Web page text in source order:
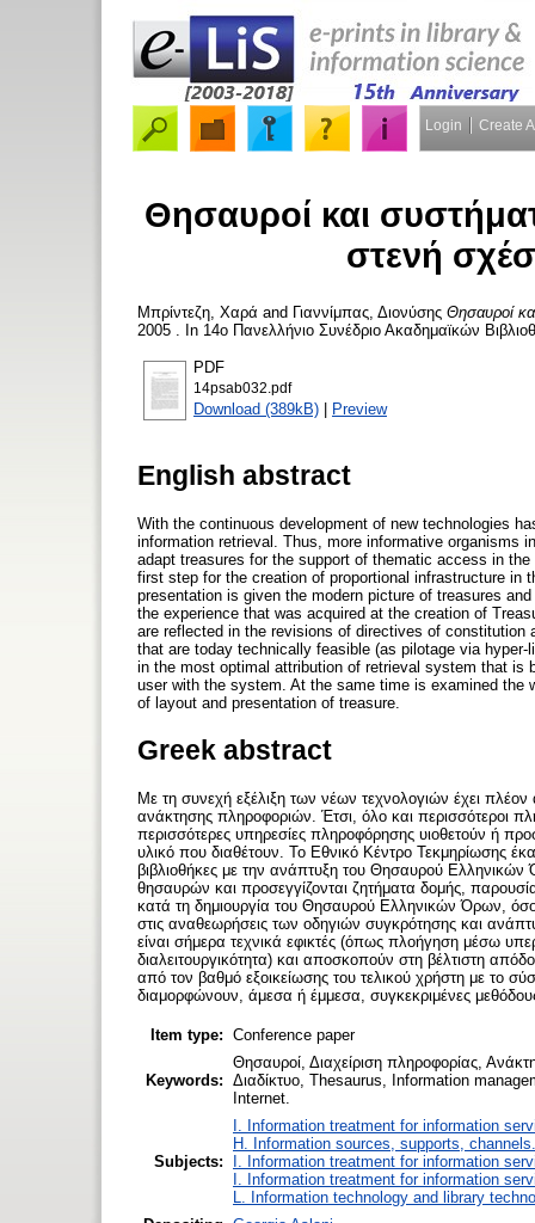
Login Create
Θησαυροί και
στενή
Μπρίντεζη, Χαρά and Γιαννίμπας, Διονύσης Θησαυροί
2005 . In 14ο Πανελλήνιο Συνέδριο Ακαδημαϊκών
PDF
14psab032.pdf
Download (389kB) | Preview
English abstract
With the continuous development of new technologies
information retrieval. Thus, more informative organisms
adapt treasures for the support of thematic access in
first step for the creation of proportional infrastructure in
presentation is given the modern picture of treasures
the experience that was acquired at the creation of
are reflected in the revisions of directives of constitution
that are today technically feasible (as pilotage via
in the most optimal attribution of retrieval system that is
user with the system. At the same time is examined the
of layout and presentation of treasure.
Greek abstract
Με τη συνεχή εξέλιξη των νέων τεχνολογιών έχει
ανάκτησης πληροφοριών. Έτσι, όλο και περισσότεροι
περισσότερες υπηρεσίες πληροφόρησης υιοθετούν ή
υλικό που διαθέτουν. Το Εθνικό Κέντρο Τεκμηρίωσης
βιβλιοθήκες με την ανάπτυξη του Θησαυρού
θησαυρών και προσεγγίζονται ζητήματα δομής,
κατά τη δημιουργία του Θησαυρού Ελληνικών Όρων,
στις αναθεωρήσεις των οδηγιών συγκρότησης και
είναι σήμερα τεχνικά εφικτές (όπως πλοήγηση μέσω
διαλειτουργικότητα) και αποσκοπούν στη βέλτιστη
από τον βαθμό εξοικείωσης του τελικού χρήστη με το
διαμορφώνουν, άμεσα ή έμμεσα, συγκεκριμένες
Item type: Conference paper
Keywords:
Θησαυροί, Διαχείριση πληροφορίας,
Διαδίκτυο, Thesaurus, Information
Internet.
Subjects:
I. Information treatment for information
H. Information sources, supports, channels.
I. Information treatment for information
I. Information treatment for information
L. Information technology and library